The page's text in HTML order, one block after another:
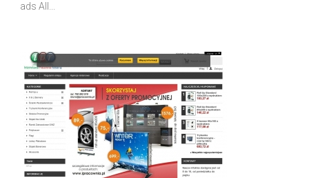
ads All...